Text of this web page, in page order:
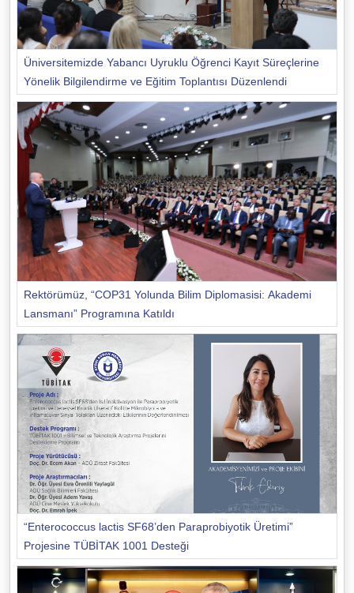
Üniversitemizde Yabancı Uyruklu Öğrenci Kayıt Süreçlerine
Yönelik Bilgilendirme ve Eğitim Toplantısı Düzenlendi
Rektörümüz, “COP31 Yolunda Bilim Diplomasisi: Akademi
Lansmanı” Programına Katıldı
“Enterococcus lactis SF68’den Paraprobiyotik Üretimi”
Projesine TÜBİTAK 1001 Desteği